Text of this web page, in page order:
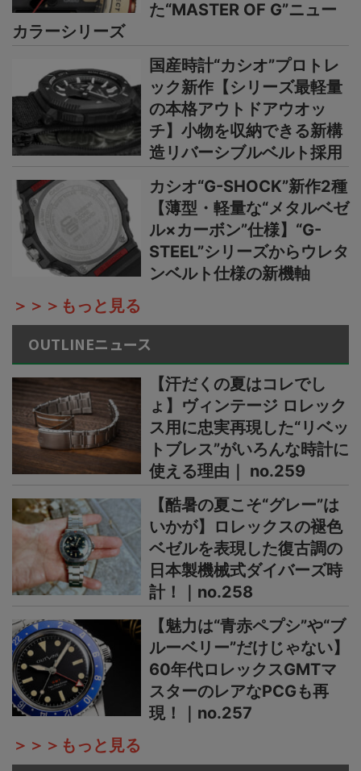
た“MASTER OF G”ニュー
カラーシリーズ
国産時計“カシオ”プロトレ
ック新作【シリーズ最軽量
の本格アウトドアウオッ
チ】小物を収納できる新構
造リバーシブルベルト採用
カシオ“G-SHOCK”新作2種
【薄型・軽量な“メタルベゼ
ル×カーボン”仕様】“G-
STEEL”シリーズからウレタ
ンベルト仕様の新機軸
＞＞＞もっと見る
OUTLINEニュース
【汗だくの夏はコレでし
ょ】ヴィンテージ ロレック
ス用に忠実再現した“リベッ
トブレス”がいろんな時計に
使える理由｜ no.259
【酷暑の夏こそ“グレー”は
いかが】ロレックスの褪色
ベゼルを表現した復古調の
日本製機械式ダイバーズ時
計！｜no.258
【魅力は“青赤ペプシ”や“ブ
ルーベリー”だけじゃない】
60年代ロレックスGMTマ
スターのレアなPCGも再
現！｜no.257
＞＞＞もっと見る